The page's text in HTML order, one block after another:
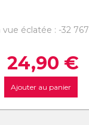
vue éclatée : -32 767
24,90 €
Ajouter au panier